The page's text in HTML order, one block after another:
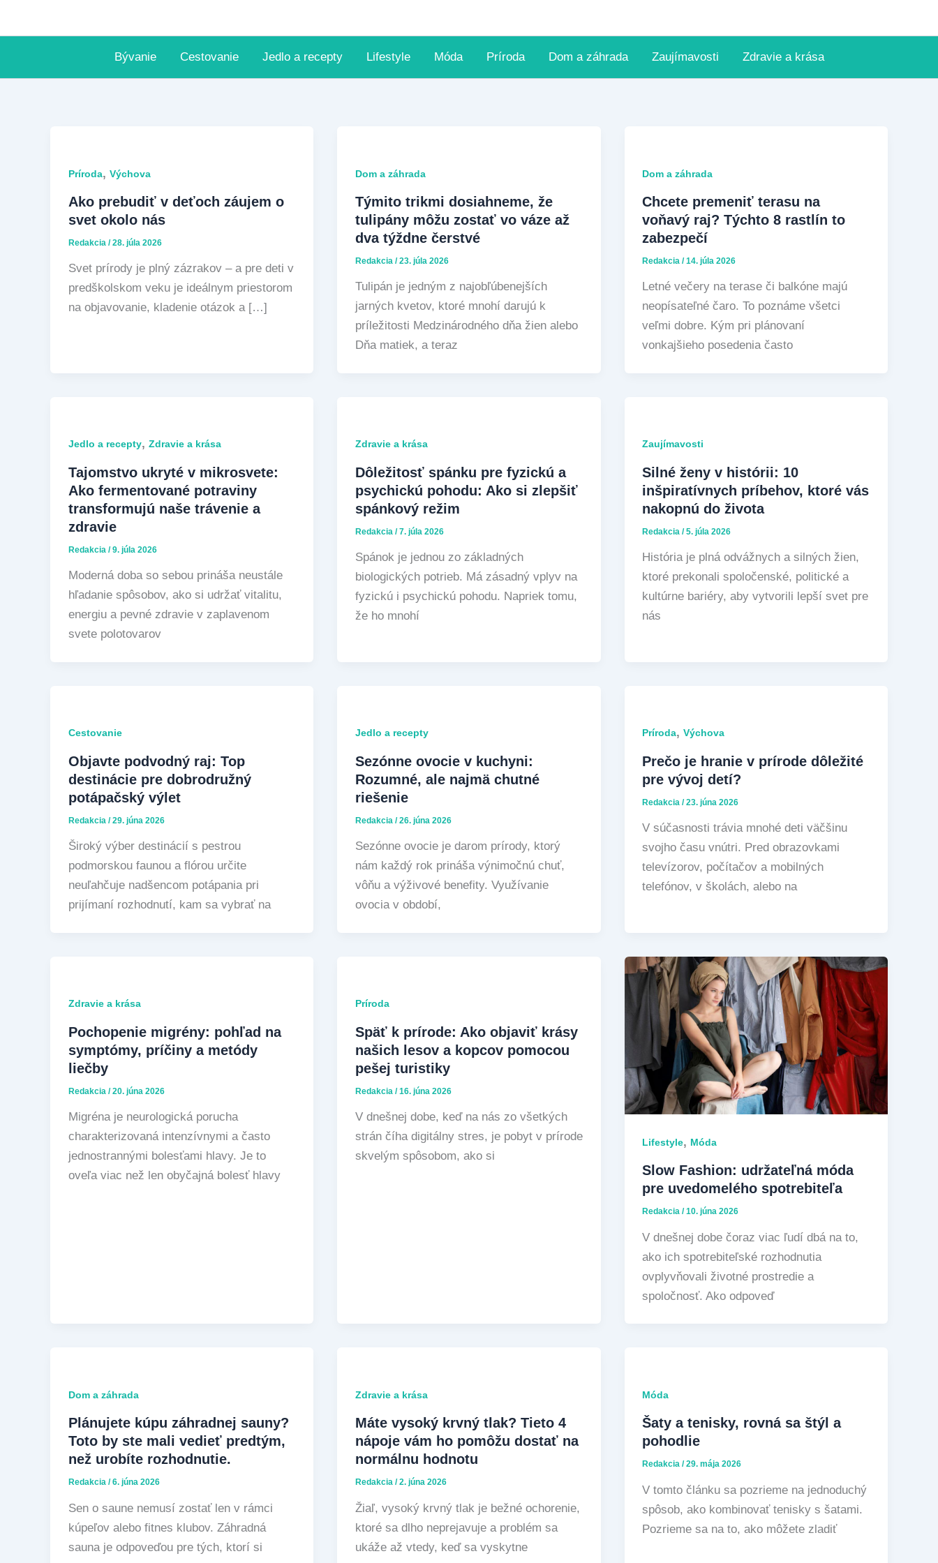
Bývanie Cestovanie Jedlo a recepty Lifestyle Móda Príroda Dom a záhrada Zaujímavosti Zdravie a krása
Príroda, Výchova
Ako prebudiť v deťoch záujem o
svet okolo nás
Redakcia /28. júla 2026
Svet prírody je plný zázrakov – a pre deti v
predškolskom veku je ideálnym priestorom
na objavovanie, kladenie otázok a […]
Dom a záhrada
Týmito trikmi dosiahneme, že
tulipány môžu zostať vo váze až
dva týždne čerstvé
Redakcia /23. júla 2026
Tulipán je jedným z najobľúbenejších
jarných kvetov, ktoré mnohí darujú k
príležitosti Medzinárodného dňa žien alebo
Dňa matiek, a teraz
Dom a záhrada
Chcete premeniť terasu na
voňavý raj? Týchto 8 rastlín to
zabezpečí
Redakcia/14. júla 2026
Letné večery na terase či balkóne majú
neopísateľné čaro. To poznáme všetci
veľmi dobre. Kým pri plánovaní
vonkajšieho posedenia často
Jedlo a recepty, Zdravie a krása
Tajomstvo ukryté v mikrosvete:
Ako fermentované potraviny
transformujú naše trávenie a
zdravie
Redakcia /9. júla 2026
Moderná doba so sebou prináša neustále
hľadanie spôsobov, ako si udržať vitalitu,
energiu a pevné zdravie v zaplavenom
svete polotovarov
Zdravie a krása
Dôležitosť spánku pre fyzickú a
psychickú pohodu: Ako si zlepšiť
spánkový režim
Redakcia /7. júla 2026
Spánok je jednou zo základných
biologických potrieb. Má zásadný vplyv na
fyzickú i psychickú pohodu. Napriek tomu,
že ho mnohí
Zaujímavosti
Silné ženy v histórii: 10
inšpiratívnych príbehov, ktoré vás
nakopnú do života
Redakcia/5. júla 2026
História je plná odvážnych a silných žien,
ktoré prekonali spoločenské, politické a
kultúrne bariéry, aby vytvorili lepší svet pre
nás
Cestovanie
Objavte podvodný raj: Top
destinácie pre dobrodružný
potápačský výlet
Redakcia /29. júna 2026
Široký výber destinácií s pestrou
podmorskou faunou a flórou určite
neuľahčuje nadšencom potápania pri
prijímaní rozhodnutí, kam sa vybrať na
Jedlo a recepty
Sezónne ovocie v kuchyni:
Rozumné, ale najmä chutné
riešenie
Redakcia /26. júna 2026
Sezónne ovocie je darom prírody, ktorý
nám každý rok prináša výnimočnú chuť,
vôňu a výživové benefity. Využívanie
ovocia v období,
Príroda,Výchova
Prečo je hranie v prírode dôležité
pre vývoj detí?
Redakcia/23. júna 2026
V súčasnosti trávia mnohé deti väčšinu
svojho času vnútri. Pred obrazovkami
televízorov, počítačov a mobilných
telefónov, v školách, alebo na
Zdravie a krása
Pochopenie migrény: pohľad na
symptómy, príčiny a metódy
liečby
Redakcia /20. júna 2026
Migréna je neurologická porucha
charakterizovaná intenzívnymi a často
jednostrannými bolesťami hlavy. Je to
oveľa viac než len obyčajná bolesť hlavy
Príroda
Späť k prírode: Ako objaviť krásy
našich lesov a kopcov pomocou
pešej turistiky
Redakcia /16. júna 2026
V dnešnej dobe, keď na nás zo všetkých
strán číha digitálny stres, je pobyt v prírode
skvelým spôsobom, ako si
Lifestyle, Móda
Slow Fashion: udržateľná móda
pre uvedomelého spotrebiteľa
Redakcia/10. júna 2026
V dnešnej dobe čoraz viac ľudí dbá na to,
ako ich spotrebiteľské rozhodnutia
ovplyvňovali životné prostredie a
spoločnosť. Ako odpoveď
Dom a záhrada
Plánujete kúpu záhradnej sauny?
Toto by ste mali vedieť predtým,
než urobíte rozhodnutie.
Redakcia /6. júna 2026
Sen o saune nemusí zostať len v rámci
kúpeľov alebo fitnes klubov. Záhradná
sauna je odpoveďou pre tých, ktorí si
Zdravie a krása
Máte vysoký krvný tlak? Tieto 4
nápoje vám ho pomôžu dostať na
normálnu hodnotu
Redakcia /2. júna 2026
Žiaľ, vysoký krvný tlak je bežné ochorenie,
ktoré sa dlho neprejavuje a problém sa
ukáže až vtedy, keď sa vyskytne
Móda
Šaty a tenisky, rovná sa štýl a
pohodlie
Redakcia/29. mája 2026
V tomto článku sa pozrieme na jednoduchý
spôsob, ako kombinovať tenisky s šatami.
Pozrieme sa na to, ako môžete zladiť